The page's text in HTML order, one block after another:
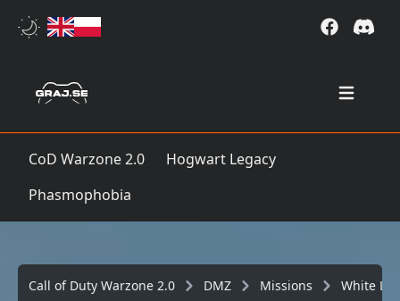
Open
CoD Warzone 2.0
Hogwart Legacy
Phasmophobia
Call of Duty Warzone 2.0 DMZ Missions White